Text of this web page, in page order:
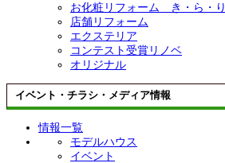
お化粧リフォーム き・ら・り
店舗リフォーム
エクステリア
コンテスト受賞リノベ
オリジナル
イベント・チラシ・メディア情報
情報一覧
モデルハウス
イベント